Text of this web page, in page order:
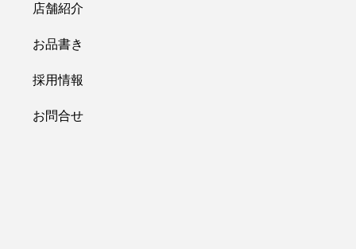
店舗紹介
お品書き
採用情報
お問合せ